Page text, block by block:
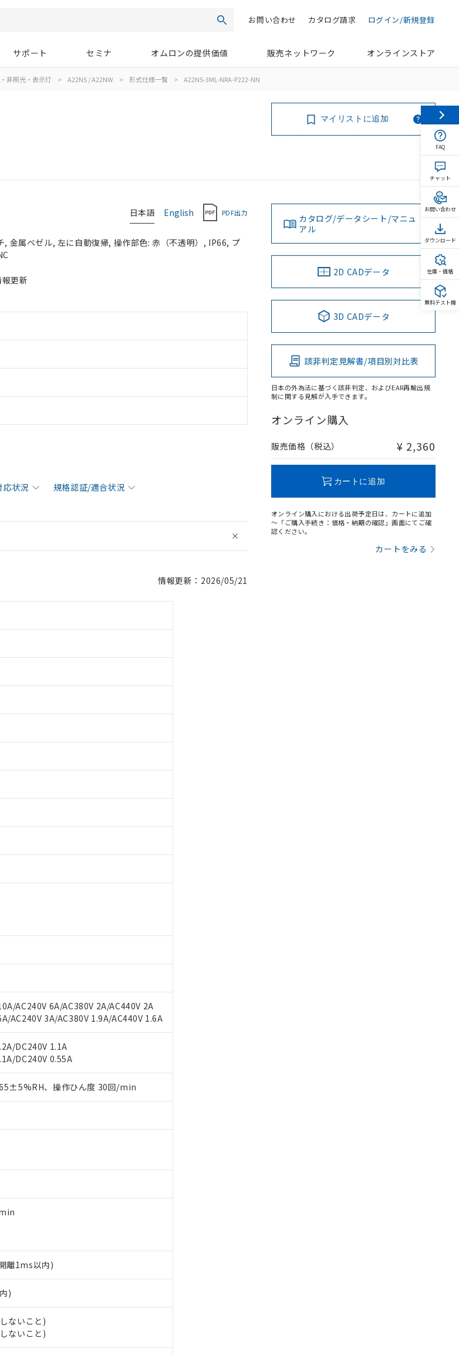
検索 ログイン/新規登録
カタログ請求
お問い合わせ
サポート セミナ オムロンの提供価値 販売ネットワーク オンラインストア
非照光・表示灯 > A22NS / A22NW > 形式仕様一覧 > A22NS-3ML-NRA-P222-NN
マイリストに追加
日本語 English PDF出力
金属ベゼル, 左に自動復帰, 操作部色: 赤（不透明）, IP66, プ
更新
応状況 規格認証/適合状況
情報更新：2026/05/21
AC240V 6A/AC380V 2A/AC440V 2A
AC240V 3A/AC380V 1.9A/AC440V 1.6A
DC240V 1.1A
DC240V 0.55A
、操作ひん度 30回/min
離1ms以内)
)
ないこと)
ないこと)
カタログ/データシート/マニュ
アル
2D CADデータ
3D CADデータ
該非判定見解書/項目別対比表
日本の外為法に基づく該非判定、およびEAR再輸出規
制に関する見解が入手できます。
オンライン購入
販売価格（税込） ¥ 2,360
カートに追加
オンライン購入における出荷予定日は、カートに追加
～「ご購入手続き：価格・納期の確認」画面にてご確
認ください。
カートをみる
えご利用ください。
取扱商品の当社在庫状況および標準価格(税抜)を提供させていただ
は、本サービスの対象外となる商品もあることをご了承ください。
際の在庫および標準価格とは異なる場合があることをご了承くださ
お客様のお取引先、またはお客様担当のオムロン制御機器販売店・
売拠点は「販売ネットワーク
」をご確認ください。
社の事前の承諾なく第三者に漏洩または開示しないようお願いしま
サービス）をご利用いただくには、I-Webメンバーズにご登録され
にご登録された部品リストについて、当社および当社の共同利用者
情報の共同利用に関して"
の「1.共同利用者の範囲」に記載されて
の非含有に対応した製品が提供可能な商品です。
非含有に対応した製品に切り替える予定のある商品です。
）の非含有に非対応の商品で、対応品を出す予定はありません。
ていたものが、含有品と判明した場合などやむを得ず変更すること
カドミウム(Cd) 100ppm以下、
ニル類(PBB) 1000ppm以下、ポリ臭化ジフェニルエーテル類(PBDE) 1000ppm以下、
する適用除外項目は除く。
る意図的な使用がないことを確認しています。
定月が前後することがあります。
ことができます。
書
するもので、過去に遡って非含有を証明するものではありません。
４物質の対応では、対応完了までの期間は出荷製品に未対応品が
しておりました。
お問い合わせください。
ドミウム) : 100ppm、
フェニル類) : 1000ppm、 PBDEs(ポリ臭化ジフェニルエーテル類) : 1000ppm、
酸ジイソブチル) : 1000ppm、 BBP(フタル酸ブチルベンジル) : 1000ppm、
基準値以下であることを示します。
物質が外部に漏えいし、環境に深刻な影響を及ぼさない年数を意
外国為替および外国貿易法に定める商品（以下｢規制貨物等」とい
る場合は、日本国政府の輸出許可(または役務取引許可)を取得する
、完全に破砕するなど、違法に輸出されないよう必要な手段を講じ
イル、化学兵器、生物兵器またはその他武器並びにこれらの製造装
する場合は、上記1、2および3の内容を当該第三者に通知します。
係わる関係者が違法に輸出するおそれがある場合は、取り引きをい
り
いては、お客様のお取引先、またはお客様担当のオムロン制御
確認ください)
の情報を公開していない機種
FAQ
チャット
お問い合わせ
ダウンロード
在庫・価格
無料テスト機